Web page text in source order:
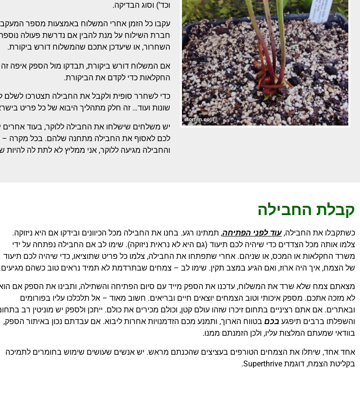
וכד’) וסוג הבדיקה.
עקבו כל הזמן אחרי המשלוח באמצעות מספר
חברת השילוח על מנת להבין אם נדרשת פעולה
השחרור, או שיעדכן אתכם שהמשלוח דורש ביקורת.
אם המשלוח דורש ביקורת, תבדקו מול הספק איפה
החקלאות כדי לקדם את הביקורת.
כדי לשחרר סופית ולקבל את החבילה תצטרכו
שונות ועוד… זה חלק מתהליך היבוא של כל פריט
יש משלחים שישלחו את החבילה ללוקר, בעוד
לכם לאסוף את החבילה מתחנה שלהם. בכל מקרה –
והחבילה מגיעה ללוקר, אני ממליץ לא לתת לה
קבלת החבילה
כשתקבלו את החבילה, עוד לפני הפתיחה, תמתינו רגע. בחנו את החבילה מכל הכיוונים ובידקו אם היא ניזוקה.
צלמו אותה מכל הצדדים כדי שיהיה לכם תיעוד (גם היא לא נראית ניזוקה). שימו לב אם החבילה נפתחה על ידי
משרד החקלאות או המכס, או שניהם. אחרי שתפתחו את החבילה, צלמו כל פריט שתוציאו, כדי שיהיה לכם תיעוד
של הצמח, איך היה ארוז, ואם הגיע במצב תקין. שימו לב – צמחים שבתרדמת לא תמיד נראים טוב כשהם
מצאתם צמח שלא שרד את המשלוח, עדכנו את הספק מייד עם סיום הפתיחה והשתילה, ותבינו את הספק אם
לא מזכה אתכם. מספק איכותי וטוב הצמחים יוצאים חיים ובריאים. חשוב מאוד – אל תלכלכו עליו בפורומים
ובאתרים. אם אתם רציניים בתחום זיכרו שזהו עולם קטן, וכולם מכירים את כולם. ייתכן ולספק יש מוניטין רב
והשפלתו ברבים תיפגע בכם בטווח הארוך, ותמנע מכם הזדמנויות אחרות ליבוא. אם עבדתם נכון באיתור הספק,
בוודאי שמעתם המלצות עליו, ולכן הזמנתם ממנו.
אחד אחד, שיתלו את הצמחים הטורפים בעציצים שהכנתם מראש. יש אנשים שעושים שימוש בחומרים לתמיכה
בקליטת הצמח, דוגמת Superthrive.